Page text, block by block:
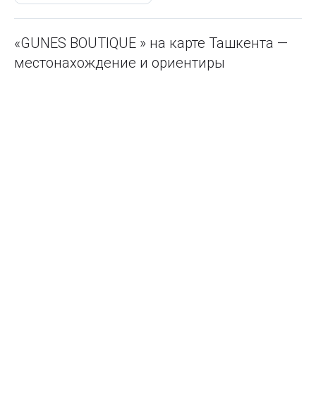
«GUNES BOUTIQUE » на карте Ташкента —
местонахождение и ориентиры